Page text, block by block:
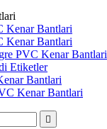
Kenar Bantlari
Kenar Bantlari
PVC Kenar Bantlari
Etiketler
Bantlari
Kenar Bantlari
